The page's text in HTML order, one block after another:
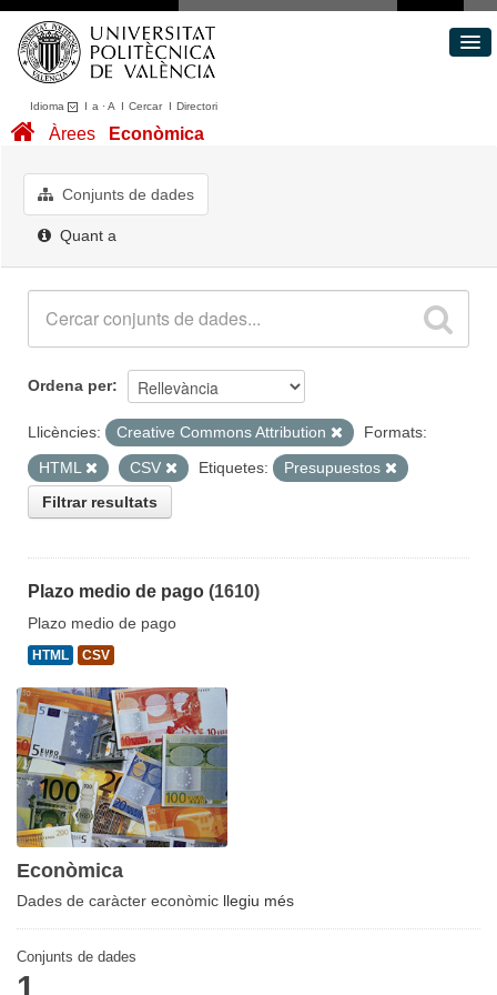
Idioma I a ·A I CercarI Directori
Conjunts de dades
Quant a
Àrees Econòmica
Conjunts de dades
Quant a
Ordena per
Llicències: Creative Commons Attribution
Formats:
HTML
CSV Etiquetes:
Presupuestos
Filtrar resultats
Plazo medio de pago (1610)
Plazo medio de pago
HTML CSV
Econòmica
Dades de caràcter econòmic llegiu més
Conjunts de dades
1